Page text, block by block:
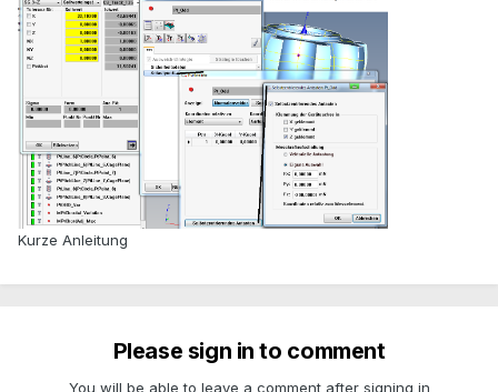
Kurze Anleitung
Please sign in to comment
You will be able to leave a comment after signing in